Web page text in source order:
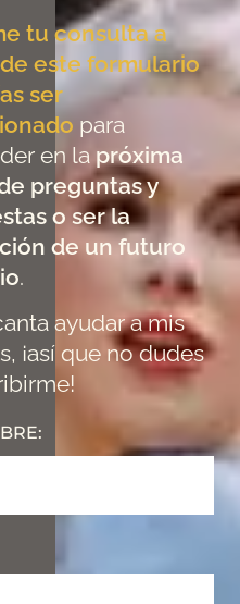
tu consulta a
este formulario
ser
para
en la próxima
preguntas y
o ser la
de un futuro
.
ayudar a mis
¡así que no dudes